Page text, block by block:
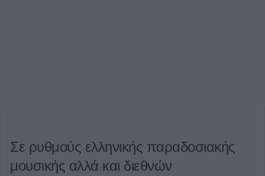
Σε ρυθμούς ελληνικής παραδοσιακής
μουσικής αλλά και διεθνών